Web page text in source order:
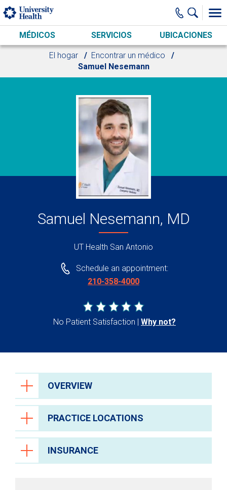
Skip to main content
MÉDICOS SERVICIOS UBICACIONES
El hogar
Encontrar un médico
Samuel Nesemann
Samuel Nesemann, MD
UT Health San Antonio
Schedule an appointment:
210-358-4000
No Patient Satisfaction Why not?
OVERVIEW
PRACTICE LOCATIONS
INSURANCE